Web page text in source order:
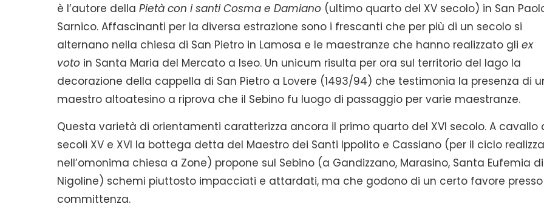
è l’autore dellaPietà con i santi Cosma e Damiano (ultimo quarto del XV secolo) in San
Sarnico. Affascinanti per la diversa estrazione sono i frescanti che per più di un secolo si
alternano nella chiesa di San Pietro in Lamosa e le maestranze che hanno realizzato gliex
voto in Santa Maria del Mercato a Iseo. Un unicum risulta per ora sul territorio del lago la
decorazione della cappella di San Pietro a Lovere (1493/94) che testimonia la presenza di
maestro altoatesino a riprova che il Sebino fu luogo di passaggio per varie maestranze.
Questa varietà di orientamenti caratterizza ancora il primo quarto del XVI secolo. A cavallo
secoli XV e XVI la bottega detta del Maestro dei Santi Ippolito e Cassiano (per il ciclo
nell’omonima chiesa a Zone) propone sul Sebino (a Gandizzano, Marasino, Santa Eufemia di
Nigoline) schemi piuttosto impacciati e attardati, ma che godono di un certo favore
committenza.